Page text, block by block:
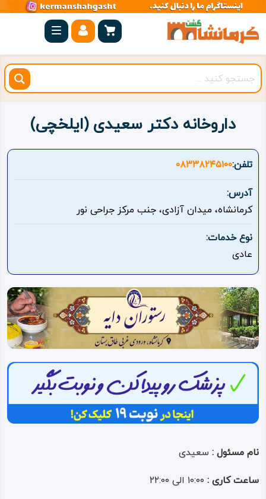
صفحه
اصلی
کرمانشاه
شهرستان
بیستون
روستاهای
هدف
اقامتگاه
ویدئو
درباره
ما
داروخانه دکتر سعیدی (ایلخچی)
تلفن:۰۸۳۳۸۲۴۵۱۰۰
آدرس:
کرمانشاه، میدان آزادی، جنب مرکز جراحی نور
نوع خدمات:
عادی
نام مسئول : سعیدی
ساعت کاری :